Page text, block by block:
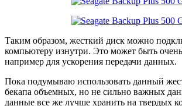
Таким образом, жесткий диск можно
компьютеру изнутри. Это может быть
например для ускорения передачи данных.
Пока подумываю использовать данный
бекапа объемных, но не сильно важных
данные все же лучше хранить на твердых